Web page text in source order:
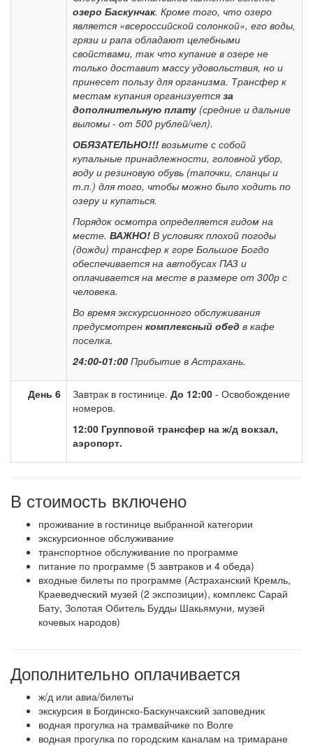
озеро Баскунчак. Кроме того, что озеро
является «всероссийской солонкой», его воды,
грязи и рапа обладают целебными
свойствами, так что купание в озере не
только доставит массу удовольствия, но и
принесет пользу для организма. Трансфер к
местам купания организуется за
дополнительную плату (средние и дальние
выломы - от 500 рублей/чел).
ОБЯЗАТЕЛЬНО!!! возьмите с собой
купальные принадлежности, головной убор,
воду и резиновую обувь (тапочки, сланцы и
т.п.) для того, чтобы можно было ходить по
озеру и купаться.
Порядок осмотра определяется гидом на
месте. ВАЖНО! В условиях плохой погоды
(дожди) трансфер к горе Большое Богдо
обеспечивается на автобусах ПАЗ и
оплачивается на месте в размере от 300р с
человека.
Во время экскурсионного обслуживания
предусмотрен комплексный обед в кафе
поселка.
24:00-01:00 Прибытие в Астрахань.
День 6 Завтрак в гостинице. До 12:00 - Освобождение
номеров.
12:00 Групповой трансфер на ж/д вокзал,
аэропорт.
В стоимость включено
проживание в гостинице выбранной категории
экскурсионное обслуживание
транспортное обслуживание по программе
питание по программе (5 завтраков и 4 обеда)
входные билеты по программе (Астраханский Кремль,
Краеведческий музей (2 экспозиции), комплекс Сарай
Бату, Золотая Обитель Будды Шакьямуни, музей
кочевых народов)
Дополнительно оплачивается
ж/д или авиа/билеты
экскурсия в Богдинско-Баскунчакский заповедник
водная прогулка на трамвайчике по Волге
водная прогулка по городским каналам на тримаране